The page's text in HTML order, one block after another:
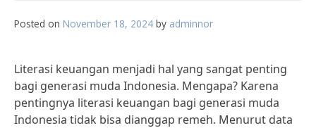
Posted on November 18, 2024 by adminnor
Literasi keuangan menjadi hal yang sangat penting
bagi generasi muda Indonesia. Mengapa? Karena
pentingnya literasi keuangan bagi generasi muda
Indonesia tidak bisa dianggap remeh. Menurut data